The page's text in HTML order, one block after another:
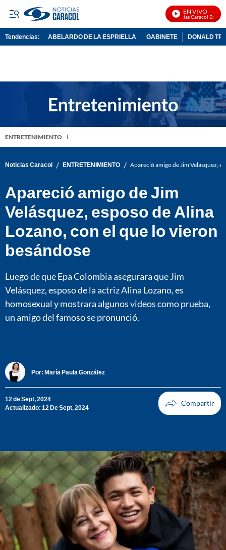
EN VIVO
Noticias Caracol En Vivo
Tendencias: ABELARDO DE LA ESPRIELLA GABINETE DONALD
ENTRETENIMIENTO
Noticias Caracol / ENTRETENIMIENTO / Apareció amigo de Jim Velásquez,
Apareció amigo de Jim
Velásquez, esposo de Alina
Lozano, con el que lo vieron
besándose
Luego de que Epa Colombia asegurara que Jim
Velásquez, esposo de la actriz Alina Lozano, es
homosexual y mostrara algunos videos como prueba,
un amigo del famoso se pronunció.
Por: María Paula González
12 de Sept, 2024
Actualizado: 12 De Sept, 2024